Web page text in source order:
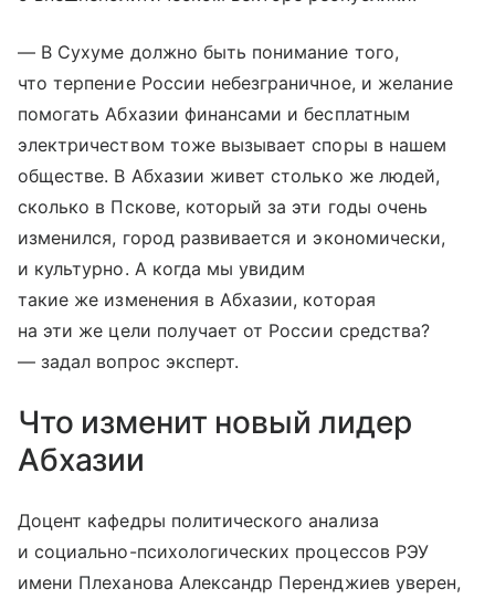
— В Сухуме должно быть понимание того,
что терпение России небезграничное, и желание
помогать Абхазии финансами и бесплатным
электричеством тоже вызывает споры в нашем
обществе. В Абхазии живет столько же людей,
сколько в Пскове, который за эти годы очень
изменился, город развивается и экономически,
и культурно. А когда мы увидим
такие же изменения в Абхазии, которая
на эти же цели получает от России средства?
— задал вопрос эксперт.
Что изменит новый лидер
Абхазии
Доцент кафедры политического анализа
и социально-психологических процессов РЭУ
имени Плеханова Александр Перенджиев уверен,